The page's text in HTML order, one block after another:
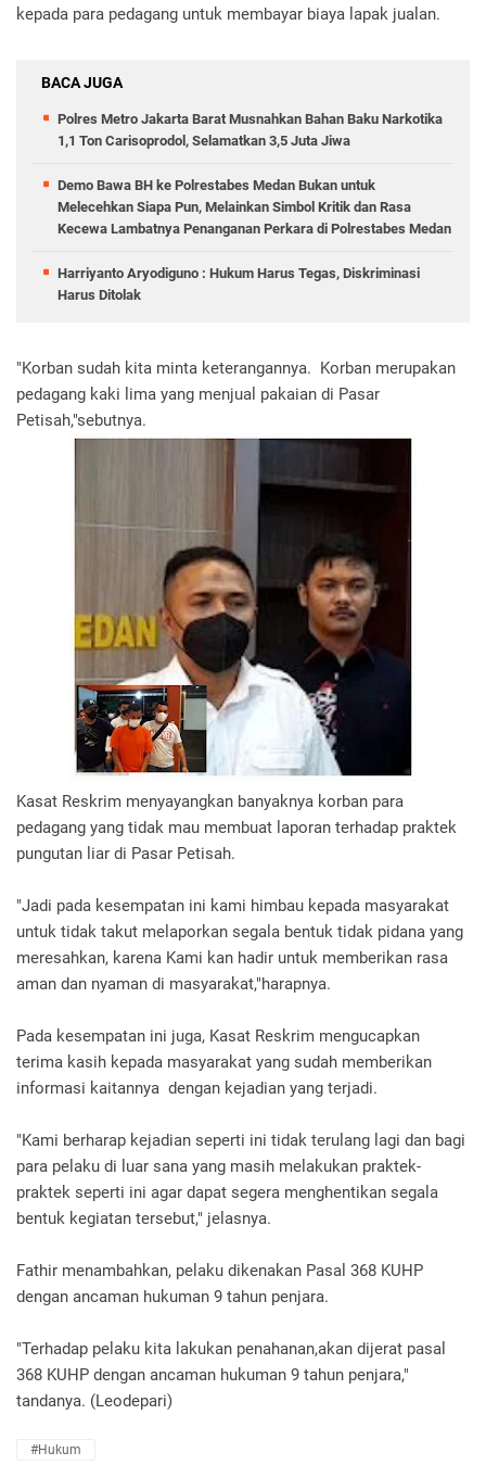
kepada para pedagang untuk membayar biaya lapak jualan.
BACA JUGA
Polres Metro Jakarta Barat Musnahkan Bahan Baku Narkotika
1,1 Ton Carisoprodol, Selamatkan 3,5 Juta Jiwa
Demo Bawa BH ke Polrestabes Medan Bukan untuk
Melecehkan Siapa Pun, Melainkan Simbol Kritik dan Rasa
Kecewa Lambatnya Penanganan Perkara di Polrestabes Medan
Harriyanto Aryodiguno : Hukum Harus Tegas, Diskriminasi
Harus Ditolak
"Korban sudah kita minta keterangannya. Korban merupakan
pedagang kaki lima yang menjual pakaian di Pasar
Petisah,"sebutnya.
Kasat Reskrim menyayangkan banyaknya korban para
pedagang yang tidak mau membuat laporan terhadap praktek
pungutan liar di Pasar Petisah.
"Jadi pada kesempatan ini kami himbau kepada masyarakat
untuk tidak takut melaporkan segala bentuk tidak pidana yang
meresahkan, karena Kami kan hadir untuk memberikan rasa
aman dan nyaman di masyarakat,"harapnya.
Pada kesempatan ini juga, Kasat Reskrim mengucapkan
terima kasih kepada masyarakat yang sudah memberikan
informasi kaitannya dengan kejadian yang terjadi.
"Kami berharap kejadian seperti ini tidak terulang lagi dan bagi
para pelaku di luar sana yang masih melakukan praktek-
praktek seperti ini agar dapat segera menghentikan segala
bentuk kegiatan tersebut," jelasnya.
Fathir menambahkan, pelaku dikenakan Pasal 368 KUHP
dengan ancaman hukuman 9 tahun penjara.
"Terhadap pelaku kita lakukan penahanan,akan dijerat pasal
368 KUHP dengan ancaman hukuman 9 tahun penjara,"
tandanya. (Leodepari)
#Hukum